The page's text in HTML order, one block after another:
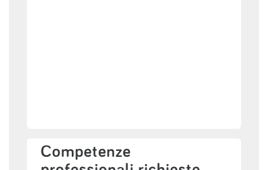
Competenze